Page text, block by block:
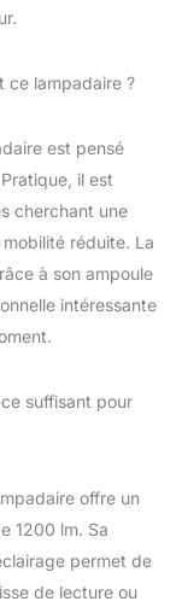
à
avec
le
au salon,
à la salle
un
✔
de
pour
sûr et
ce lampadaire ?
est pensé
il est
cherchant une
réduite. La
à son ampoule
intéressante
suffisant pour
offre un
1200 lm. Sa
permet de
de lecture ou